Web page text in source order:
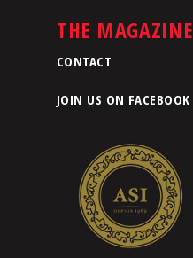
THE MAGAZINE
CONTACT
JOIN US ON FACEBOOK